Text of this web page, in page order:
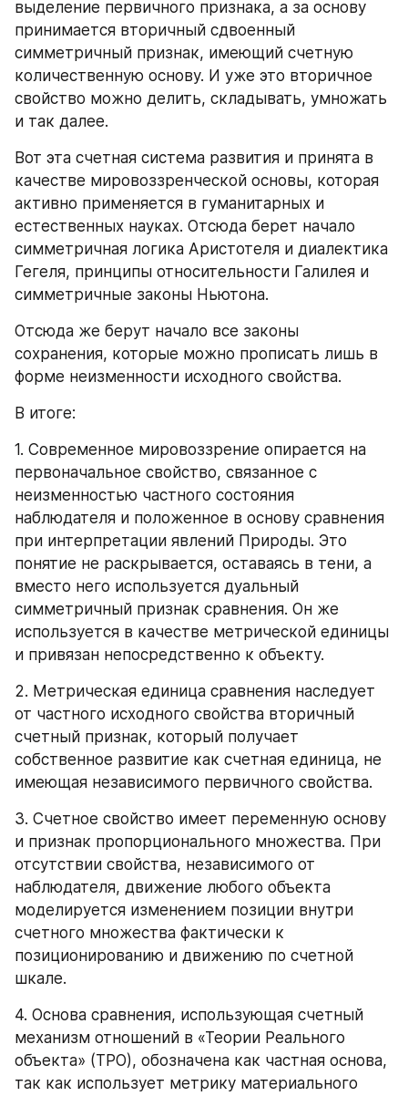
выделение первичного признака, а за основу
принимается вторичный сдвоенный
симметричный признак, имеющий счетную
количественную основу. И уже это вторичное
свойство можно делить, складывать, умножать
и так далее.
Вот эта счетная система развития и принята в
качестве мировоззренческой основы, которая
активно применяется в гуманитарных и
естественных науках. Отсюда берет начало
симметричная логика Аристотеля и диалектика
Гегеля, принципы относительности Галилея и
симметричные законы Ньютона.
Отсюда же берут начало все законы
сохранения, которые можно прописать лишь в
форме неизменности исходного свойства.
В итоге:
1. Современное мировоззрение опирается на
первоначальное свойство, связанное с
неизменностью частного состояния
наблюдателя и положенное в основу сравнения
при интерпретации явлений Природы. Это
понятие не раскрывается, оставаясь в тени, а
вместо него используется дуальный
симметричный признак сравнения. Он же
используется в качестве метрической единицы
и привязан непосредственно к объекту.
2. Метрическая единица сравнения наследует
от частного исходного свойства вторичный
счетный признак, который получает
собственное развитие как счетная единица, не
имеющая независимого первичного свойства.
3. Счетное свойство имеет переменную основу
и признак пропорционального множества. При
отсутствии свойства, независимого от
наблюдателя, движение любого объекта
моделируется изменением позиции внутри
счетного множества фактически к
позиционированию и движению по счетной
шкале.
4. Основа сравнения, использующая счетный
механизм отношений в «Теории Реального
объекта» (ТРО), обозначена как частная основа,
так как использует метрику материального